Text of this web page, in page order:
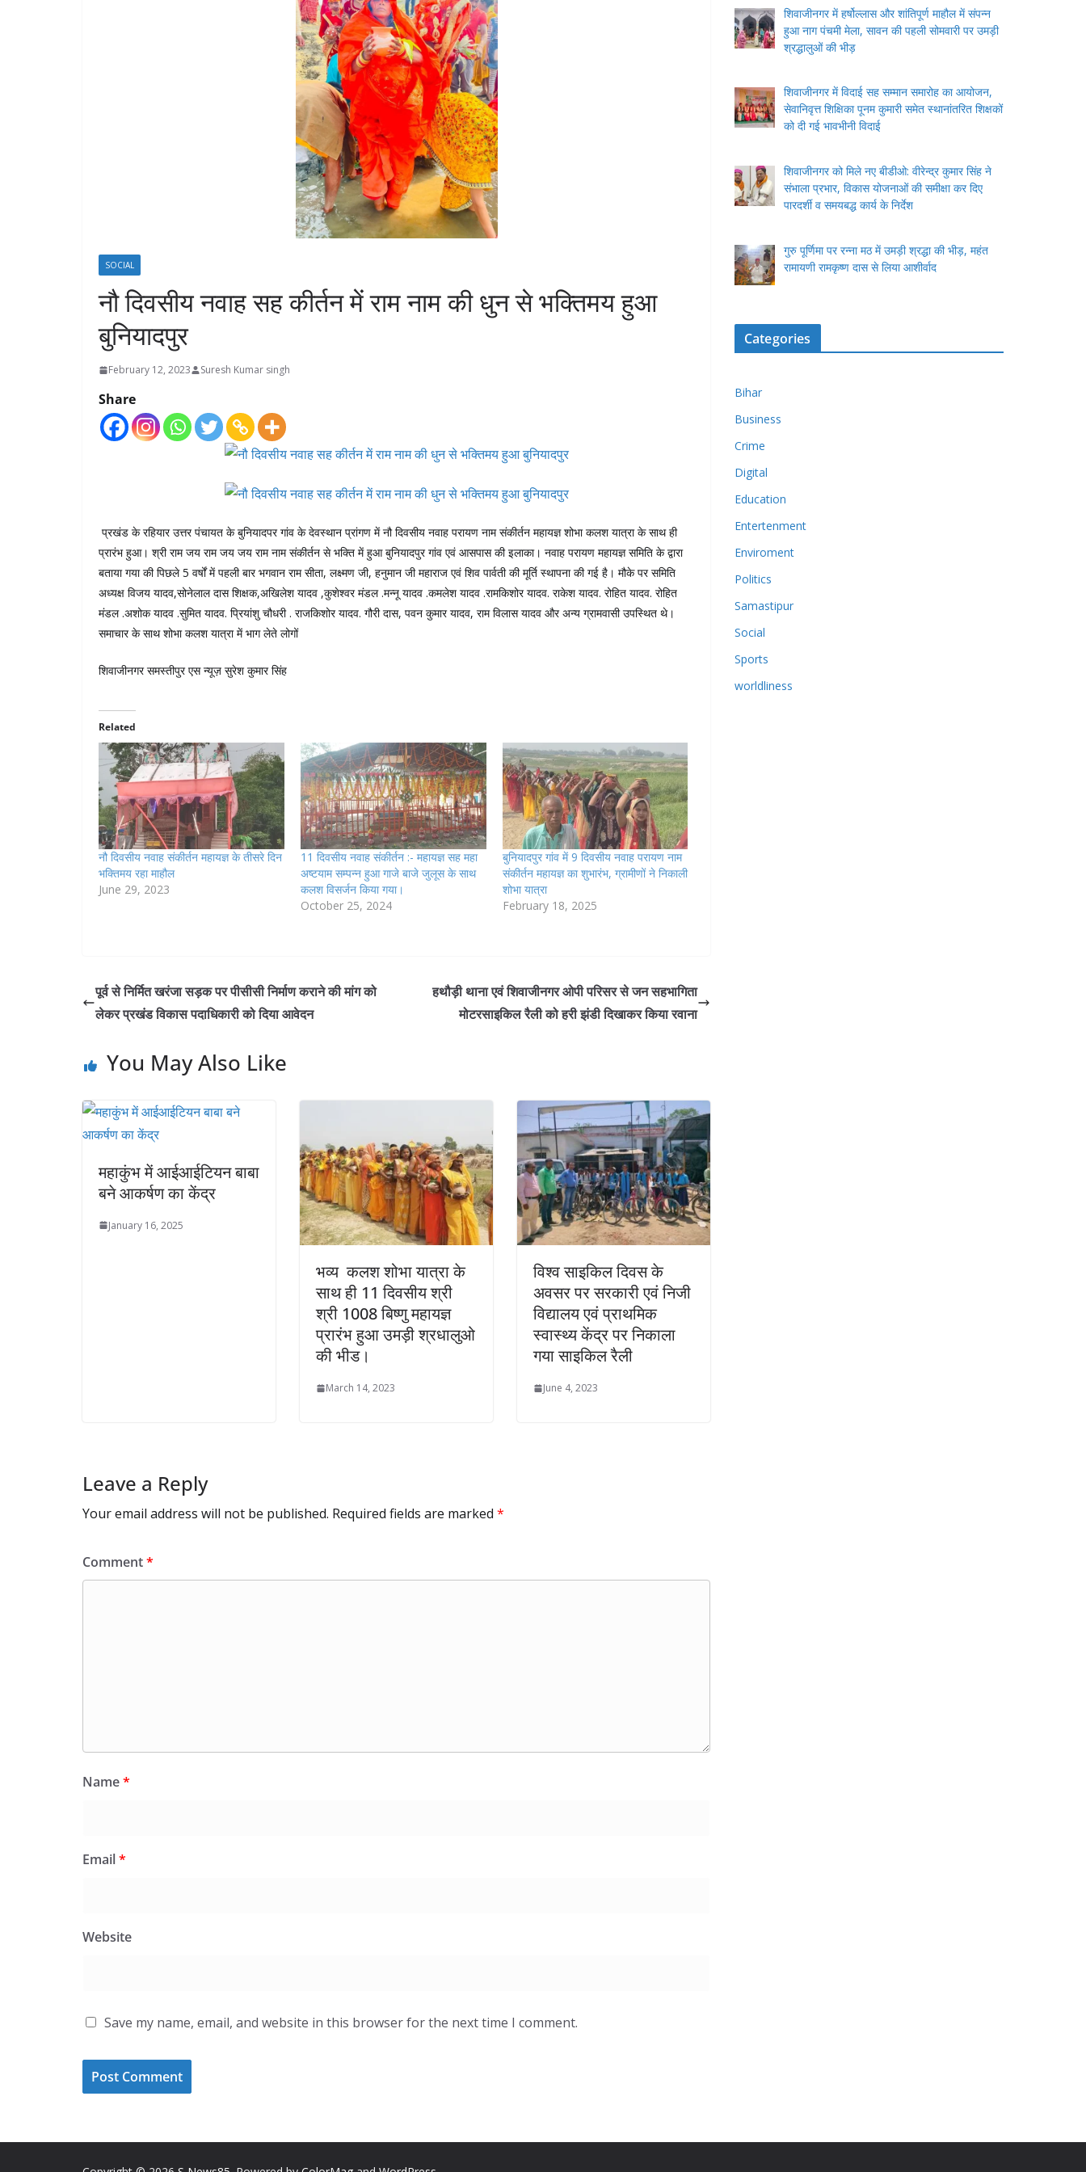
SOCIAL
नौ दिवसीय नवाह सह कीर्तन में राम नाम की धुन से भक्तिमय हुआ
बुनियादपुर
February 12, 2023 Suresh Kumar singh
Share
प्रखंड के रहियार उत्तर पंचायत के बुनियादपर गांव के देवस्थान प्रांगण में नौ दिवसीय नवाह परायण नाम संकीर्तन महायज्ञ शोभा कलश यात्रा के साथ ही
प्रारंभ हुआ। श्री राम जय राम जय जय राम नाम संकीर्तन से भक्ति में हुआ बुनियादपुर गांव एवं आसपास की इलाका। नवाह परायण महायज्ञ समिति के द्वारा
बताया गया की पिछले 5 वर्षों में पहली बार भगवान राम सीता, लक्ष्मण जी, हनुमान जी महाराज एवं शिव पार्वती की मूर्ति स्थापना की गई है। मौके पर समिति
अध्यक्ष विजय यादव,सोनेलाल दास शिक्षक,अखिलेश यादव ,कुशेश्वर मंडल .मन्नू यादव .कमलेश यादव .रामकिशोर यादव. राकेश यादव. रोहित यादव. रोहित
मंडल .अशोक यादव .सुमित यादव. प्रियांशु चौधरी . राजकिशोर यादव. गौरी दास, पवन कुमार यादव, राम विलास यादव और अन्य ग्रामवासी उपस्थित थे।
समाचार के साथ शोभा कलश यात्रा में भाग लेते लोगों
शिवाजीनगर समस्तीपुर एस न्यूज़ सुरेश कुमार सिंह
Related
नौ दिवसीय नवाह संकीर्तन महायज्ञ के तीसरे दिन
भक्तिमय रहा माहौल
June 29, 2023
11 दिवसीय नवाह संकीर्तन :- महायज्ञ सह महा
अष्टयाम सम्पन्न हुआ गाजे बाजे जुलूस के साथ
कलश विसर्जन किया गया।
October 25, 2024
बुनियादपुर गांव में 9 दिवसीय नवाह परायण नाम
संकीर्तन महायज्ञ का शुभारंभ, ग्रामीणों ने निकाली
शोभा यात्रा
February 18, 2025
पूर्व से निर्मित खरंजा सड़क पर पीसीसी निर्माण कराने की मांग को
लेकर प्रखंड विकास पदाधिकारी को दिया आवेदन
हथौड़ी थाना एवं ‌शिवाजीनगर ओपी परिसर से जन सहभागिता
मोटरसाइकिल रैली को हरी झंडी दिखाकर किया रवाना
You May Also Like
महाकुंभ में आईआईटियन बाबा
बने आकर्षण का केंद्र
January 16, 2025
भव्य कलश शोभा यात्रा के
साथ ही 11 दिवसीय श्री
श्री 1008 बिष्णु महायज्ञ
प्रारंभ हुआ उमड़ी श्रधालुओ
की भीड।
March 14, 2023
विश्व साइकिल दिवस के
अवसर पर सरकारी एवं निजी
विद्यालय एवं प्राथमिक
स्वास्थ्य केंद्र पर निकाला
गया साइकिल रैली
June 4, 2023
Leave a Reply
Your email address will not be published. Required fields are marked *
Comment*
Name*
Email*
Website
Save my name, email, and website in this browser for the next time I comment.
शिवाजीनगर में हर्षोल्लास और शांतिपूर्ण माहौल में संपन्न
हुआ नाग पंचमी मेला, सावन की पहली सोमवारी पर उमड़ी
श्रद्धालुओं की भीड़
शिवाजीनगर में विदाई सह सम्मान समारोह का आयोजन,
सेवानिवृत्त शिक्षिका पूनम कुमारी समेत स्थानांतरित शिक्षकों
को दी गई भावभीनी विदाई
शिवाजीनगर को मिले नए बीडीओ: वीरेन्द्र कुमार सिंह ने
संभाला प्रभार, विकास योजनाओं की समीक्षा कर दिए
पारदर्शी व समयबद्ध कार्य के निर्देश
गुरु पूर्णिमा पर रन्ना मठ में उमड़ी श्रद्धा की भीड़, महंत
रामायणी रामकृष्ण दास से लिया आशीर्वाद
Categories
Bihar
Business
Crime
Digital
Education
Entertenment
Enviroment
Politics
Samastipur
Social
Sports
worldliness